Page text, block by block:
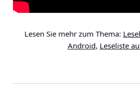
Lesen Sie mehr zum Thema:
Android, Leseliste